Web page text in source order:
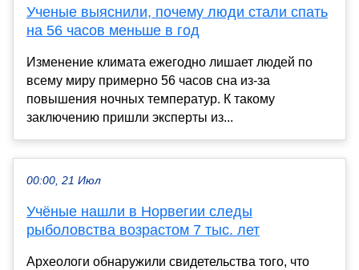
Ученые выяснили, почему люди стали спать
на 56 часов меньше в год
Изменение климата ежегодно лишает людей по
всему миру примерно 56 часов сна из-за
повышения ночных температур. К такому
заключению пришли эксперты из...
00:00, 21 Июл
Учёные нашли в Норвегии следы
рыболовства возрастом 7 тыс. лет
Археологи обнаружили свидетельства того, что